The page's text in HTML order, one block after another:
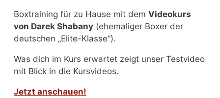
Boxtraining für zu Hause mit dem Videokurs
von Darek Shabany (ehemaliger Boxer der
deutschen „Elite-Klasse“).
Was dich im Kurs erwartet zeigt unser Testvideo
mit Blick in die Kursvideos.
Jetzt anschauen!